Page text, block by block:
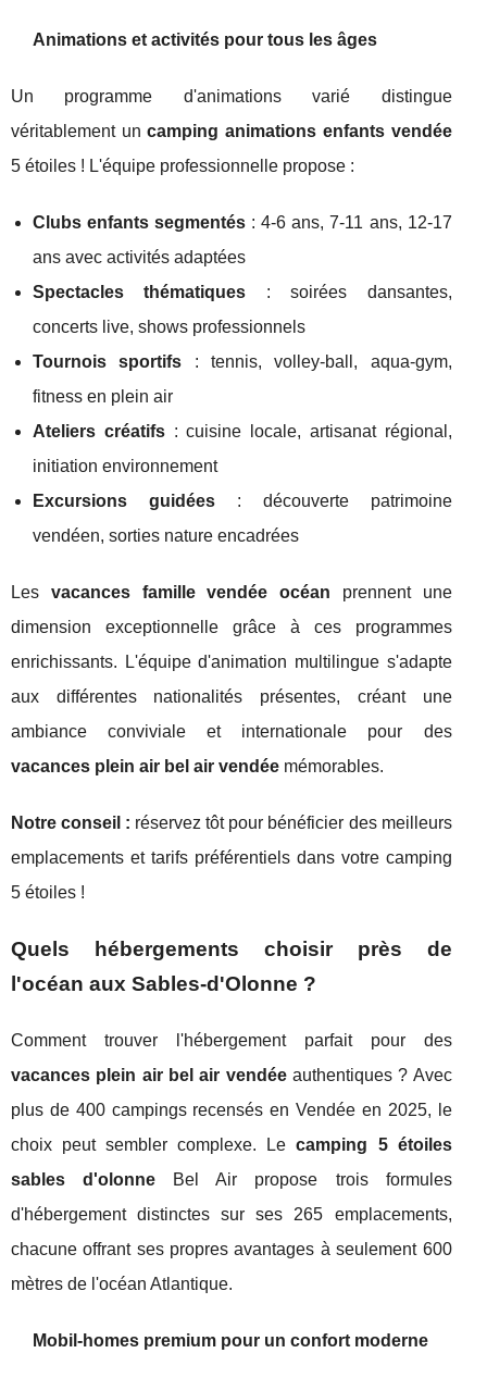
Animations et activités pour tous les âges
Un programme d'animations varié distingue
véritablement uncamping animations enfants vendée
5 étoiles ! L'équipe professionnelle propose :
Clubs enfants segmentés : 4-6 ans, 7-11 ans, 12-17
ans avec activités adaptées
Spectacles thématiques : soirées dansantes,
concerts live, shows professionnels
Tournois sportifs : tennis, volley-ball, aqua-gym,
fitness en plein air
Ateliers créatifs: cuisine locale, artisanat régional,
initiation environnement
Excursions guidées: découverte patrimoine
vendéen, sorties nature encadrées
Les vacances famille vendée océan prennent une
dimension exceptionnelle grâce à ces programmes
enrichissants. L'équipe d'animation multilingue s'adapte
aux différentes nationalités présentes, créant une
ambiance conviviale et internationale pour des
vacances plein air bel air vendée mémorables.
Notre conseil : réservez tôt pour bénéficier des meilleurs
emplacements et tarifs préférentiels dans votre camping
5 étoiles !
Quels hébergements choisir près de
l'océan aux Sables-d'Olonne ?
Comment trouver l'hébergement parfait pour des
vacances plein air bel air vendéeauthentiques ? Avec
plus de 400 campings recensés en Vendée en 2025, le
choix peut sembler complexe. Lecamping 5 étoiles
sables d'olonne Bel Air propose trois formules
d'hébergement distinctes sur ses 265 emplacements,
chacune offrant ses propres avantages à seulement 600
mètres de l'océan Atlantique.
Mobil-homes premium pour un confort moderne